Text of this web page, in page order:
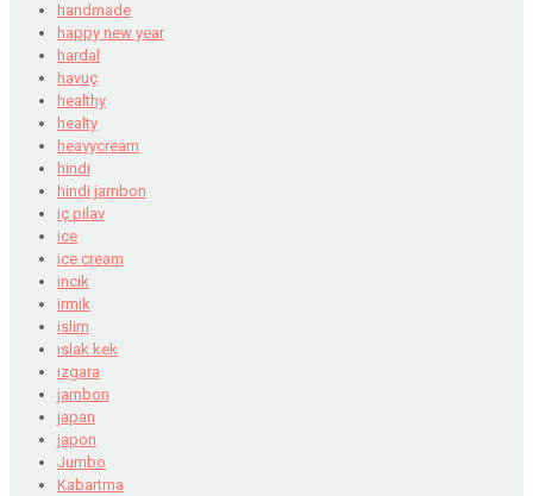
handmade
happy new year
hardal
havuç
healthy
healty
heavycream
hindi
hindi jambon
iç pilav
ice
ice cream
incik
irmik
islim
ıslak kek
ızgara
jambon
japan
japon
Jumbo
Kabartma